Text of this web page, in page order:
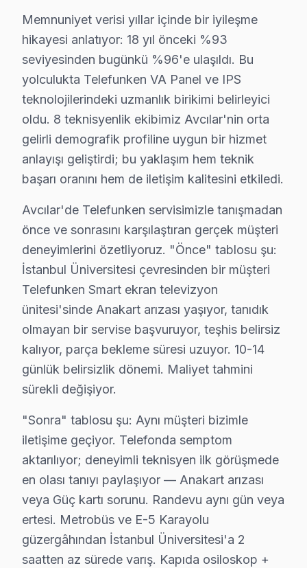
3. Arıza kaynağı tespit edilir: panel mi, anakart mı, güç
4. Yazılı fiyat teklifi sunulur; onay olmadan işlem
5. Orijinal veya OEM eşdeğer Telefunken parça ile
6. Tüm fonksiyonlar kapsamlı test edilir; garanti
Telefunken panel Bakım Tavsiyeleri
Telefunken akıllı TV'ler için en yaygın kullanıcı
bu marka görüntüleme sistemi'niz arızalandığında
Telefunken güvenilirliği standartlarında Telefunken
Avcılar'da Telefunken TV Yedek Parçası –
Avcılar Telefunken Servis Maliyetleri –
Avcılar'de Telefunken ekran arıza giderme
Avcılar arıza türüne göre tamir bedelleri (2025):
• Anakart tamiri/değişimi: ₺500 – ₺1.800
• T-Con kartı değişimi: ₺350 – ₺900
• Panel (ekran) değişimi: ₺1.500 – ₺8.000 (boyut ve
• Yazılım güncelleme ve hata giderme: ₺200 – ₺500
• LED backlight tamiri: ₺500 – ₺2.000
• Güç kartı (power board) tamiri: ₺400 – ₺1.200
• Kapasitör değişimi (anakart): ₺250 – ₺600
• Ses kartı/hoparlör tamiri: ₺300 – ₺700
Avcılar'de fiyata dahil olanlar:
• Arıza tespiti (teşhis)
• İşçilik maliyeti
• 2 yıl garanti (parça + işçilik)
Memnuniyet verisi yıllar içinde bir iyileşme
hikayesi anlatıyor: 18 yıl önceki %93
seviyesinden bugünkü %96'e ulaşıldı. Bu
yolculukta Telefunken VA Panel ve IPS
teknolojilerindeki uzmanlık birikimi belirleyici
oldu. 8 teknisyenlik ekibimiz Avcılar'nin orta
gelirli demografik profiline uygun bir hizmet
anlayışı geliştirdi; bu yaklaşım hem teknik
başarı oranını hem de iletişim kalitesini etkiledi.
Avcılar'de Telefunken servisimizle tanışmadan
önce ve sonrasını karşılaştıran gerçek müşteri
deneyimlerini özetliyoruz. "Önce" tablosu şu:
İstanbul Üniversitesi çevresinden bir müşteri
Telefunken Smart ekran televizyon
ünitesi'sinde Anakart arızası yaşıyor, tanıdık
olmayan bir servise başvuruyor, teşhis belirsiz
kalıyor, parça bekleme süresi uzuyor. 10-14
günlük belirsizlik dönemi. Maliyet tahmini
sürekli değişiyor.
"Sonra" tablosu şu: Aynı müşteri bizimle
iletişime geçiyor. Telefonda semptom
aktarılıyor; deneyimli teknisyen ilk görüşmede
en olası tanıyı paylaşıyor — Anakart arızası
veya Güç kartı sorunu. Randevu aynı gün veya
ertesi. Metrobüs ve E-5 Karayolu
güzergâhından İstanbul Üniversitesi'a 2
saatten az sürede varış. Kapıda osiloskop +